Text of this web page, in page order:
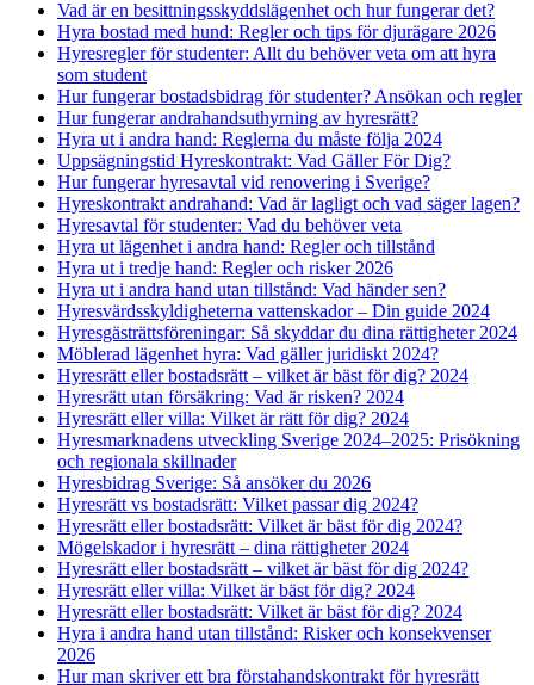
Vad är en besittningsskyddslägenhet och hur fungerar det?
Hyra bostad med hund: Regler och tips för djurägare 2026
Hyresregler för studenter: Allt du behöver veta om att hyra
som student
Hur fungerar bostadsbidrag för studenter? Ansökan och regler
Hur fungerar andrahandsuthyrning av hyresrätt?
Hyra ut i andra hand: Reglerna du måste följa 2024
Uppsägningstid Hyreskontrakt: Vad Gäller För Dig?
Hur fungerar hyresavtal vid renovering i Sverige?
Hyreskontrakt andrahand: Vad är lagligt och vad säger lagen?
Hyresavtal för studenter: Vad du behöver veta
Hyra ut lägenhet i andra hand: Regler och tillstånd
Hyra ut i tredje hand: Regler och risker 2026
Hyra ut i andra hand utan tillstånd: Vad händer sen?
Hyresvärdsskyldigheterna vattenskador – Din guide 2024
Hyresgästrättsföreningar: Så skyddar du dina rättigheter 2024
Möblerad lägenhet hyra: Vad gäller juridiskt 2024?
Hyresrätt eller bostadsrätt – vilket är bäst för dig? 2024
Hyresrätt utan försäkring: Vad är risken? 2024
Hyresrätt eller villa: Vilket är rätt för dig? 2024
Hyresmarknadens utveckling Sverige 2024–2025: Prisökning
och regionala skillnader
Hyresbidrag Sverige: Så ansöker du 2026
Hyresrätt vs bostadsrätt: Vilket passar dig 2024?
Hyresrätt eller bostadsrätt: Vilket är bäst för dig 2024?
Mögelskador i hyresrätt – dina rättigheter 2024
Hyresrätt eller bostadsrätt – vilket är bäst för dig 2024?
Hyresrätt eller villa: Vilket är bäst för dig? 2024
Hyresrätt eller bostadsrätt: Vilket är bäst för dig? 2024
Hyra i andra hand utan tillstånd: Risker och konsekvenser
2026
Hur man skriver ett bra förstahandskontrakt för hyresrätt